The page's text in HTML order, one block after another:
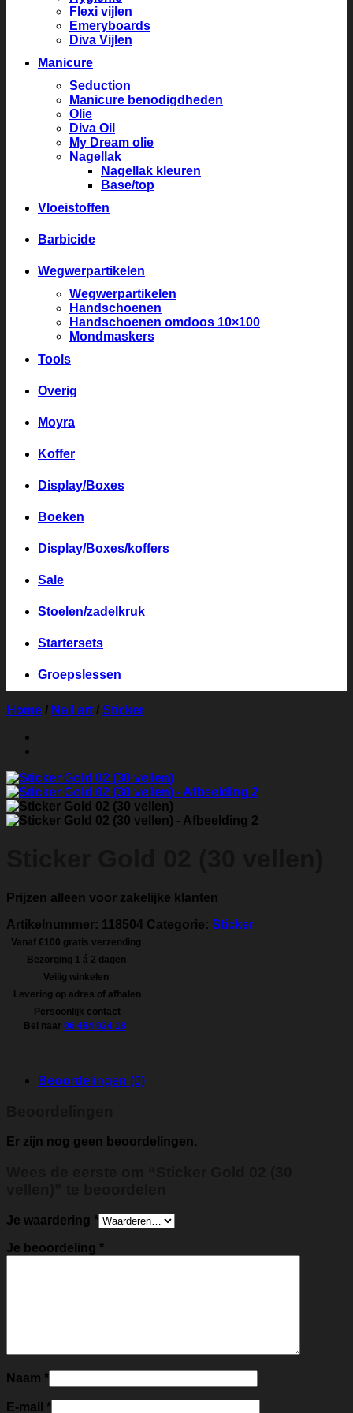
Flexi vijlen
Emeryboards
Diva Vijlen
Manicure
Seduction
Manicure benodigdheden
Olie
Diva Oil
My Dream olie
Nagellak
Nagellak kleuren
Base/top
Vloeistoffen
Barbicide
Wegwerpartikelen
Wegwerpartikelen
Handschoenen
Handschoenen omdoos 10×100
Mondmaskers
Tools
Overig
Moyra
Koffer
Display/Boxes
Boeken
Display/Boxes/koffers
Sale
Stoelen/zadelkruk
Startersets
Groepslessen
Home / Nail art / Sticker
Prijzen alleen voor zakelijke klanten
Artikelnummer: 118504 Categorie: Sticker
Vanaf €100 gratis verzending
Bezorging 1 á 2 dagen
Veilig winkelen
Levering op adres of afhalen
Persoonlijk contact
Bel naar 06 484 024 18
Beoordelingen (0)
Er zijn nog geen beoordelingen.
Je waardering *
Je beoordeling *
Naam *
E-mail *